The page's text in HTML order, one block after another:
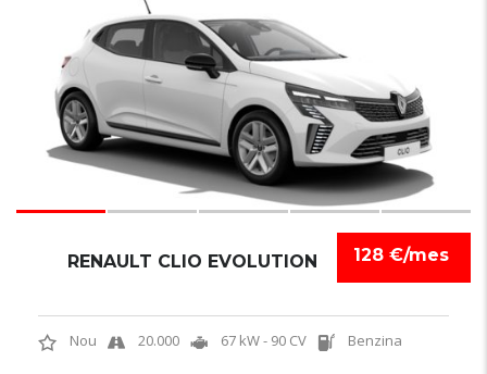
128 €/mes
RENAULT CLIO EVOLUTION
Nou 20.000 67 kW - 90 CV Benzina